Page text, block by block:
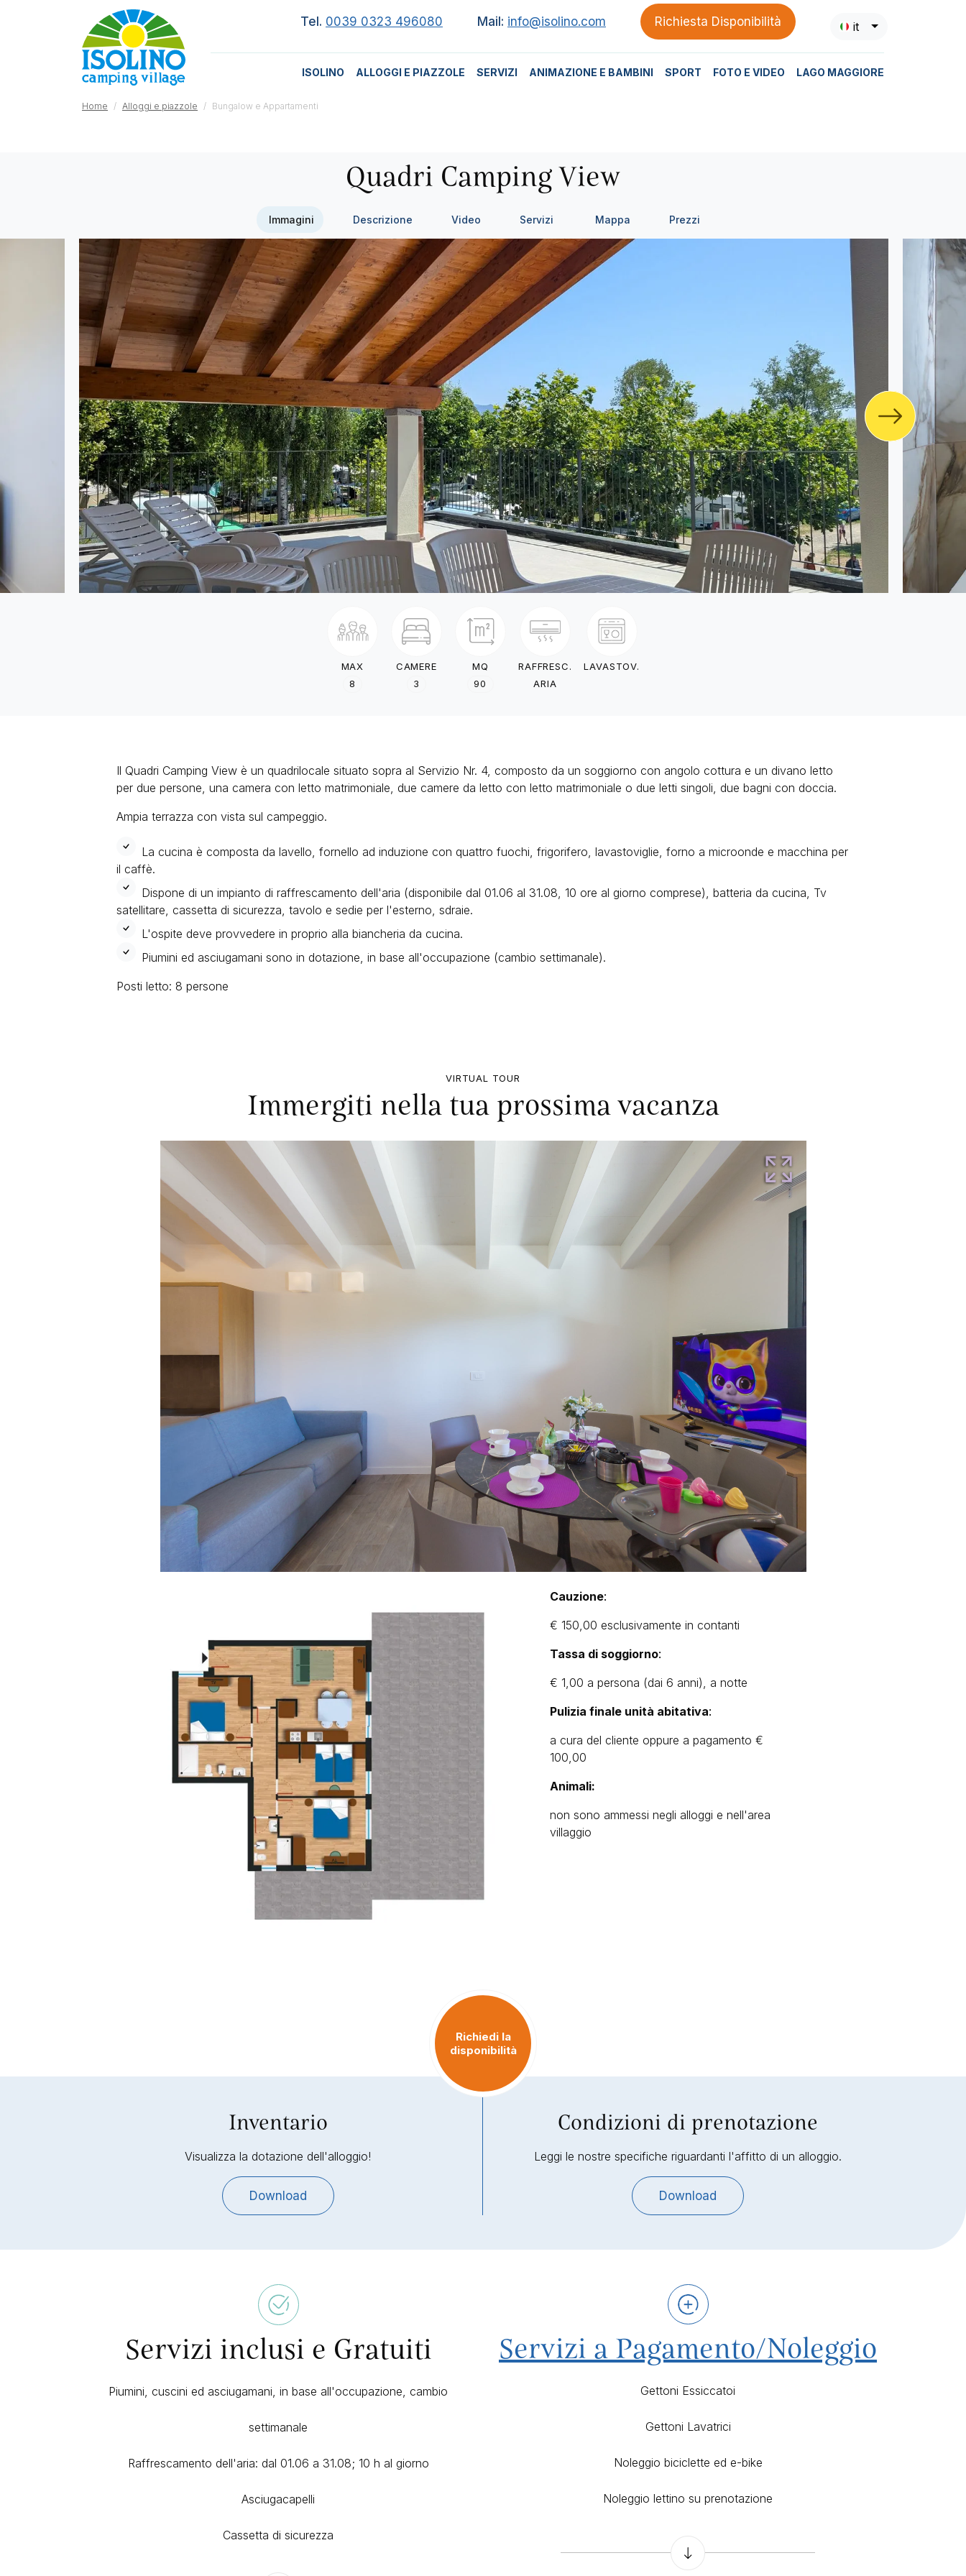
Tel. 0039 0323 496080 Mail: info@isolino.com Richiesta Disponibilità it
ISOLINO ALLOGGI E PIAZZOLE SERVIZI ANIMAZIONE E BAMBINI SPORT FOTO E VIDEO LAGO MAGGIORE
Home Alloggi e piazzole Bungalow e Appartamenti
Quadri Camping View
Immagini Descrizione Video Servizi Mappa Prezzi
MAX
8
CAMERE
3
MQ
90
RAFFRESC.
ARIA
LAVASTOV.
Il Quadri Camping View è un quadrilocale situato sopra al Servizio Nr. 4, composto da un soggiorno con angolo cottura e un divano letto
per due persone, una camera con letto matrimoniale, due camere da letto con letto matrimoniale o due letti singoli, due bagni con doccia.
Ampia terrazza con vista sul campeggio.
La cucina è composta da lavello, fornello ad induzione con quattro fuochi, frigorifero, lavastoviglie, forno a microonde e macchina per
il caffè.
Dispone di un impianto di raffrescamento dell'aria (disponibile dal 01.06 al 31.08, 10 ore al giorno comprese), batteria da cucina, Tv
satellitare, cassetta di sicurezza, tavolo e sedie per l'esterno, sdraie.
L'ospite deve provvedere in proprio alla biancheria da cucina.
Piumini ed asciugamani sono in dotazione, in base all'occupazione (cambio settimanale).
Posti letto: 8 persone
VIRTUAL TOUR
Immergiti nella tua prossima vacanza
Cauzione:
€ 150,00 esclusivamente in contanti
Tassa di soggiorno:
€ 1,00 a persona (dai 6 anni), a notte
Pulizia finale unità abitativa:
a cura del cliente oppure a pagamento €
100,00
Animali:
non sono ammessi negli alloggi e nell'area
villaggio
Richiedi la
disponibilità
Inventario
Visualizza la dotazione dell'alloggio!
Download
Condizioni di prenotazione
Leggi le nostre specifiche riguardanti l'affitto di un alloggio.
Download
Servizi inclusi e Gratuiti
Piumini, cuscini ed asciugamani, in base all'occupazione, cambio
settimanale
Raffrescamento dell'aria: dal 01.06 a 31.08; 10 h al giorno
Asciugacapelli
Cassetta di sicurezza
Servizi a Pagamento/Noleggio
Gettoni Essiccatoi
Gettoni Lavatrici
Noleggio biciclette ed e-bike
Noleggio lettino su prenotazione